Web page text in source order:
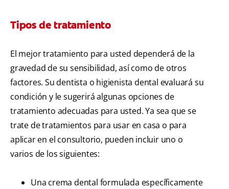
Tipos de tratamiento
El mejor tratamiento para usted dependerá de la
gravedad de su sensibilidad, así como de otros
factores. Su dentista o higienista dental evaluará su
condición y le sugerirá algunas opciones de
tratamiento adecuadas para usted. Ya sea que se
trate de tratamientos para usar en casa o para
aplicar en el consultorio, pueden incluir uno o
varios de los siguientes:
Una crema dental formulada específicamente